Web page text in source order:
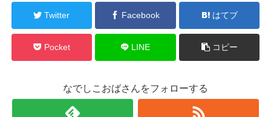
Twitter Facebook はてブ
Pocket LINE コピー
なでしこおばさんをフォローする